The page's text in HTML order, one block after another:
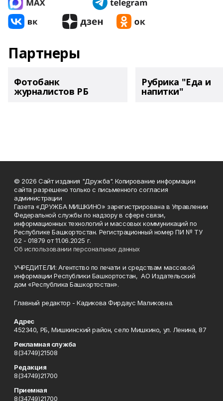
Партнеры
Фотобанк
журналистов РБ
Рубрика "Еда и
напитки"
© 2026 Сайт издания "Дружба". Копирование информации
сайта разрешено только с письменного согласия
администрации
Газета «ДРУЖБА МИШКИНО» зарегистрирована в Управлении
Федеральной службы по надзору в сфере связи,
информационных технологий и массовых коммуникаций по
Республике Башкортостан. Регистрационный номер ПИ № ТУ
02 - 01879 от 11.06.2025 г.
Об использовании персональных данных
УЧРЕДИТЕЛИ: Агентство по печати и средствам массовой
информации Республики Башкортостан, АО Издательский
дом «Республика Башкортостан».
Главный редактор - Кадикова Фирдаус Маликовна.
Адрес
452340, РБ, Мишкинский район, село Мишкино, ул. Ленина, 87
Рекламная служба
8(34749)21508
Редакция
8(34749)21700
Приемная
8(34749)21700